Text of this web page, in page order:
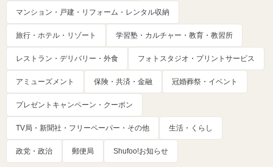
マンション・戸建・リフォーム・レンタル収納
旅行・ホテル・リゾート 学習塾・カルチャー・教育・教習所
レストラン・デリバリー・外食 フォトスタジオ・プリントサービス
アミューズメント 保険・共済・金融 冠婚葬祭・イベント
プレゼントキャンペーン・クーポン
TV局・新聞社・フリーペーパー・その他 生活・くらし
政党・政治 郵便局 Shufoo!お知らせ